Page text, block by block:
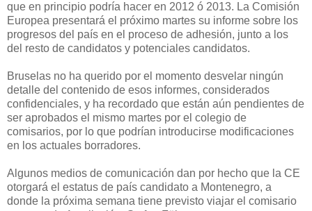
que en principio podría hacer en 2012 ó 2013. La Comisión
Europea presentará el próximo martes su informe sobre los
progresos del país en el proceso de adhesión, junto a los
del resto de candidatos y potenciales candidatos.
Bruselas no ha querido por el momento desvelar ningún
detalle del contenido de esos informes, considerados
confidenciales, y ha recordado que están aún pendientes de
ser aprobados el mismo martes por el colegio de
comisarios, por lo que podrían introducirse modificaciones
en los actuales borradores.
Algunos medios de comunicación dan por hecho que la CE
otorgará el estatus de país candidato a Montenegro, a
donde la próxima semana tiene previsto viajar el comisario